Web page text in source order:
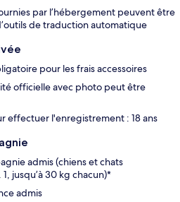
par l’hébergement peuvent être
de traduction automatique
pour les frais accessoires
officielle avec photo peut être
effectuer l'enregistrement : 18 ans
admis (chiens et chats
jusqu’à 30 kg chacun)*
admis